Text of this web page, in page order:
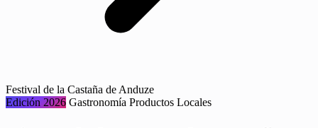
Festival de la Castaña de Anduze
Edición 2026 Gastronomía Productos Locales